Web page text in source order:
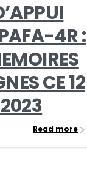
4R :
CE 12
Read more